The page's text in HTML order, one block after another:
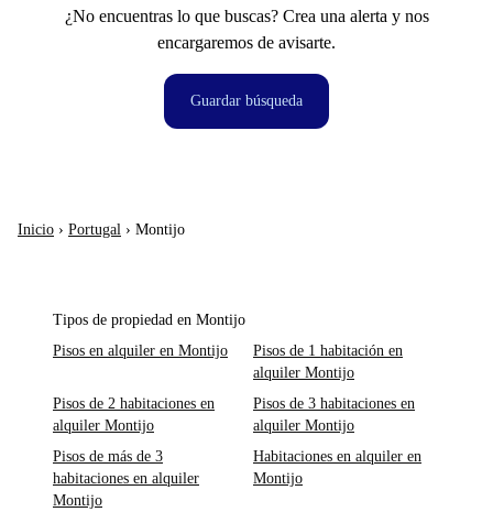
¿No encuentras lo que buscas? Crea una alerta y nos
encargaremos de avisarte.
Guardar búsqueda
Inicio › Portugal › Montijo
Tipos de propiedad en Montijo
Pisos en alquiler en Montijo
Pisos de 1 habitación en
alquiler Montijo
Pisos de 2 habitaciones en
alquiler Montijo
Pisos de 3 habitaciones en
alquiler Montijo
Pisos de más de 3
habitaciones en alquiler
Montijo
Habitaciones en alquiler en
Montijo